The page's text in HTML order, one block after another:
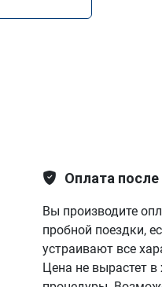
Оплата после
Вы производите
пробной поездки,
устраивают все
Цена не вырастет в